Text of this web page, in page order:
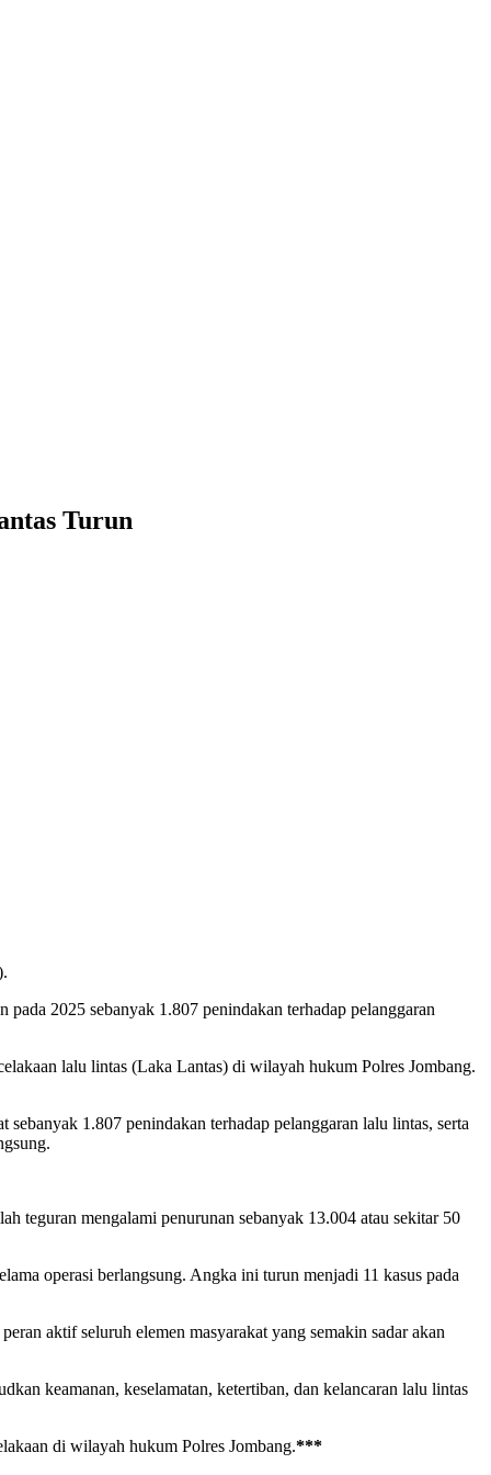
Turun
pada 2025 sebanyak 1.807 penindakan terhadap pelanggaran
lalu lintas (Laka Lantas) di wilayah hukum Polres Jombang.
1.807 penindakan terhadap pelanggaran lalu lintas, serta
teguran mengalami penurunan sebanyak 13.004 atau sekitar 50
operasi berlangsung. Angka ini turun menjadi 11 kasus pada
aktif seluruh elemen masyarakat yang semakin sadar akan
keamanan, keselamatan, ketertiban, dan kelancaran lalu lintas
di wilayah hukum Polres Jombang.***